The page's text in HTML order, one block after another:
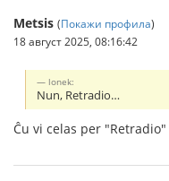
Metsis (Покажи профила)
18 август 2025, 08:16:42
lonek:
Nun, Retradio…
Ĉu vi celas per "Retradio"